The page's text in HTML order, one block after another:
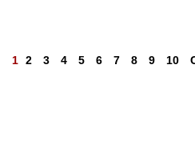
1 2 3 4 5 6 7 8 9 10